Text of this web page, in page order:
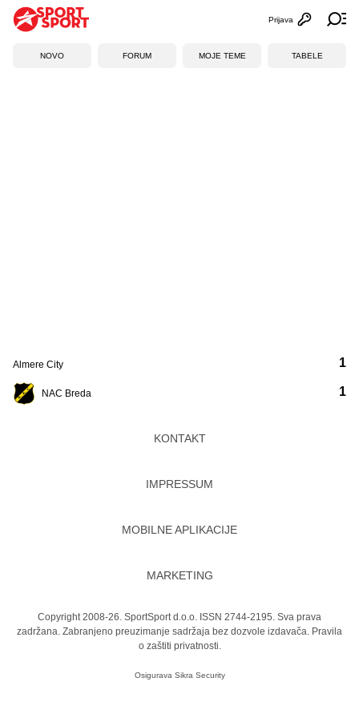
Otvori
Prijava
NOVO FORUM MOJE TEME TABELE
Almere City
NAC Breda
1
1
KONTAKT
IMPRESSUM
MOBILNE APLIKACIJE
MARKETING
Copyright 2008-26. SportSport d.o.o. ISSN 2744-2195. Sva prava
zadržana. Zabranjeno preuzimanje sadržaja bez dozvole izdavača. Pravila
o zaštiti privatnosti.
Osigurava Sikra Security